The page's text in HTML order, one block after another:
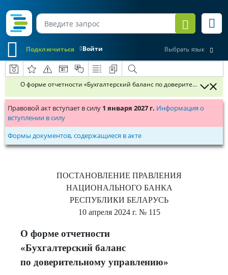
Войти
Подключиться Выбрать язык
О форме отчетности «Бухгалтерский баланс по доверительному
Правовой акт вступает в силу 1 января 2027 г. Информация о
вступлении в силу
Формы документов, содержащиеся в акте
ПОСТАНОВЛЕНИЕ ПРАВЛЕНИЯ
НАЦИОНАЛЬНОГО БАНКА
РЕСПУБЛИКИ БЕЛАРУСЬ
10 апреля 2024 г. № 115
О форме отчетности
«Бухгалтерский баланс
по доверительному управлению»